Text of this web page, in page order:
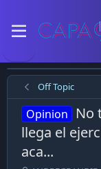
Off Topic
Opinion
No
llega el
aca...